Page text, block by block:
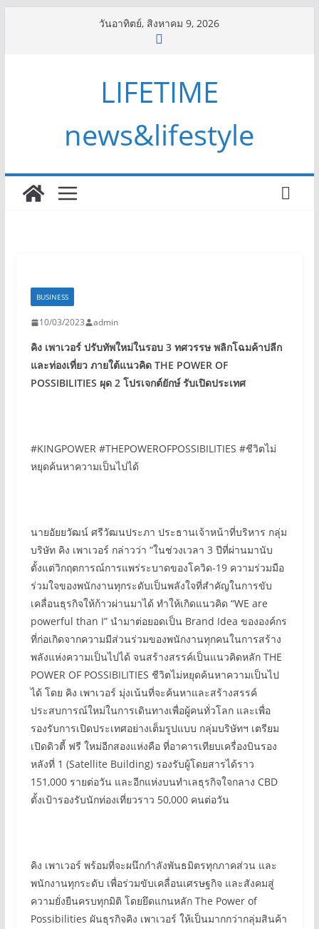
วันอาทิตย์, สิงหาคม 9, 2026
LIFETIME
news&lifestyle
BUSINESS
10/03/2023 admin
คิง เพาเวอร์ ปรับทัพใหม่ในรอบ 3ทศวรรษ พลิกโฉมค้าปลีก
และท่องเที่ยว ภายใต้แนวคิด THE POWER OF
POSSIBILITIES ผุด 2โปรเจกต์ยักษ์ รับเปิดประเทศ
#KINGPOWER #THEPOWEROFPOSSIBILITIES #ชีวิตไม่
หยุดค้นหาความเป็นไปได้
นายอัยยวัฒน์ ศรีวัฒนประภา ประธานเจ้าหน้าที่บริหาร กลุ่ม
บริษัท คิง เพาเวอร์ กล่าวว่า “ในช่วงเวลา 3 ปีที่ผ่านมานับ
ตั้งแต่วิกฤตการณ์การแพร่ระบาดของโควิด-19 ความร่วมมือ
ร่วมใจของพนักงานทุกระดับเป็นพลังใจที่สำคัญในการขับ
เคลื่อนธุรกิจให้ก้าวผ่านมาได้ ทำให้เกิดแนวคิด “WE are
powerful than I” นำมาต่อยอดเป็น Brand Idea ขององค์กร
ที่ก่อเกิดจากความมีส่วนร่วมของพนักงานทุกคนในการสร้าง
พลังแห่งความเป็นไปได้ จนสร้างสรรค์เป็นแนวคิดหลัก THE
POWER OF POSSIBILITIES ชีวิตไม่หยุดค้นหาความเป็นไป
ได้ โดย คิง เพาเวอร์ มุ่งเน้นที่จะค้นหาและสร้างสรรค์
ประสบการณ์ใหม่ในการเดินทางเพื่อผู้คนทั่วโลก และเพื่อ
รองรับการเปิดประเทศอย่างเต็มรูปแบบ กลุ่มบริษัทฯ เตรียม
เปิดดิวตี้ ฟรี ใหม่อีกสองแห่งคือ ที่อาคารเทียบเครื่องบินรอง
หลังที่ 1 (Satellite Building) รองรับผู้โดยสารได้ราว
151,000 รายต่อวัน และอีกแห่งบนทำเลธุรกิจใจกลาง CBD
ตั้งเป้ารองรับนักท่องเที่ยวราว 50,000 คนต่อวัน
คิง เพาเวอร์ พร้อมที่จะผนึกกำลังพันธมิตรทุกภาคส่วน และ
พนักงานทุกระดับ เพื่อร่วมขับเคลื่อนเศรษฐกิจ และสังคมสู่
ความยั่งยืนครบทุกมิติ โดยยึดแกนหลัก The Power of
Possibilities ผันธุรกิจคิง เพาเวอร์ ให้เป็นมากกว่ากลุ่มสินค้า